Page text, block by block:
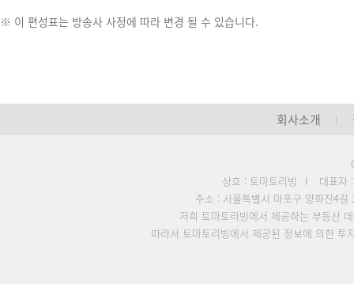
※ 이 편성표는 방송사 사정에 따라 변경 될 수 있습니다.
회사소개
상호 : 토마토리빙
I
대표자
주소 : 서울특별시 마포구 양화진4
저희 토마토리빙에서 제공하는 부동산
따라서 토마토리빙에서 제공된 정보에 의한